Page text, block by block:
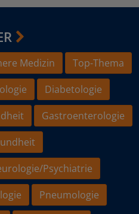
Medizin
Top-Thema
Diabetologie
Gastroenterologie
Psychiatrie
Pneumologie